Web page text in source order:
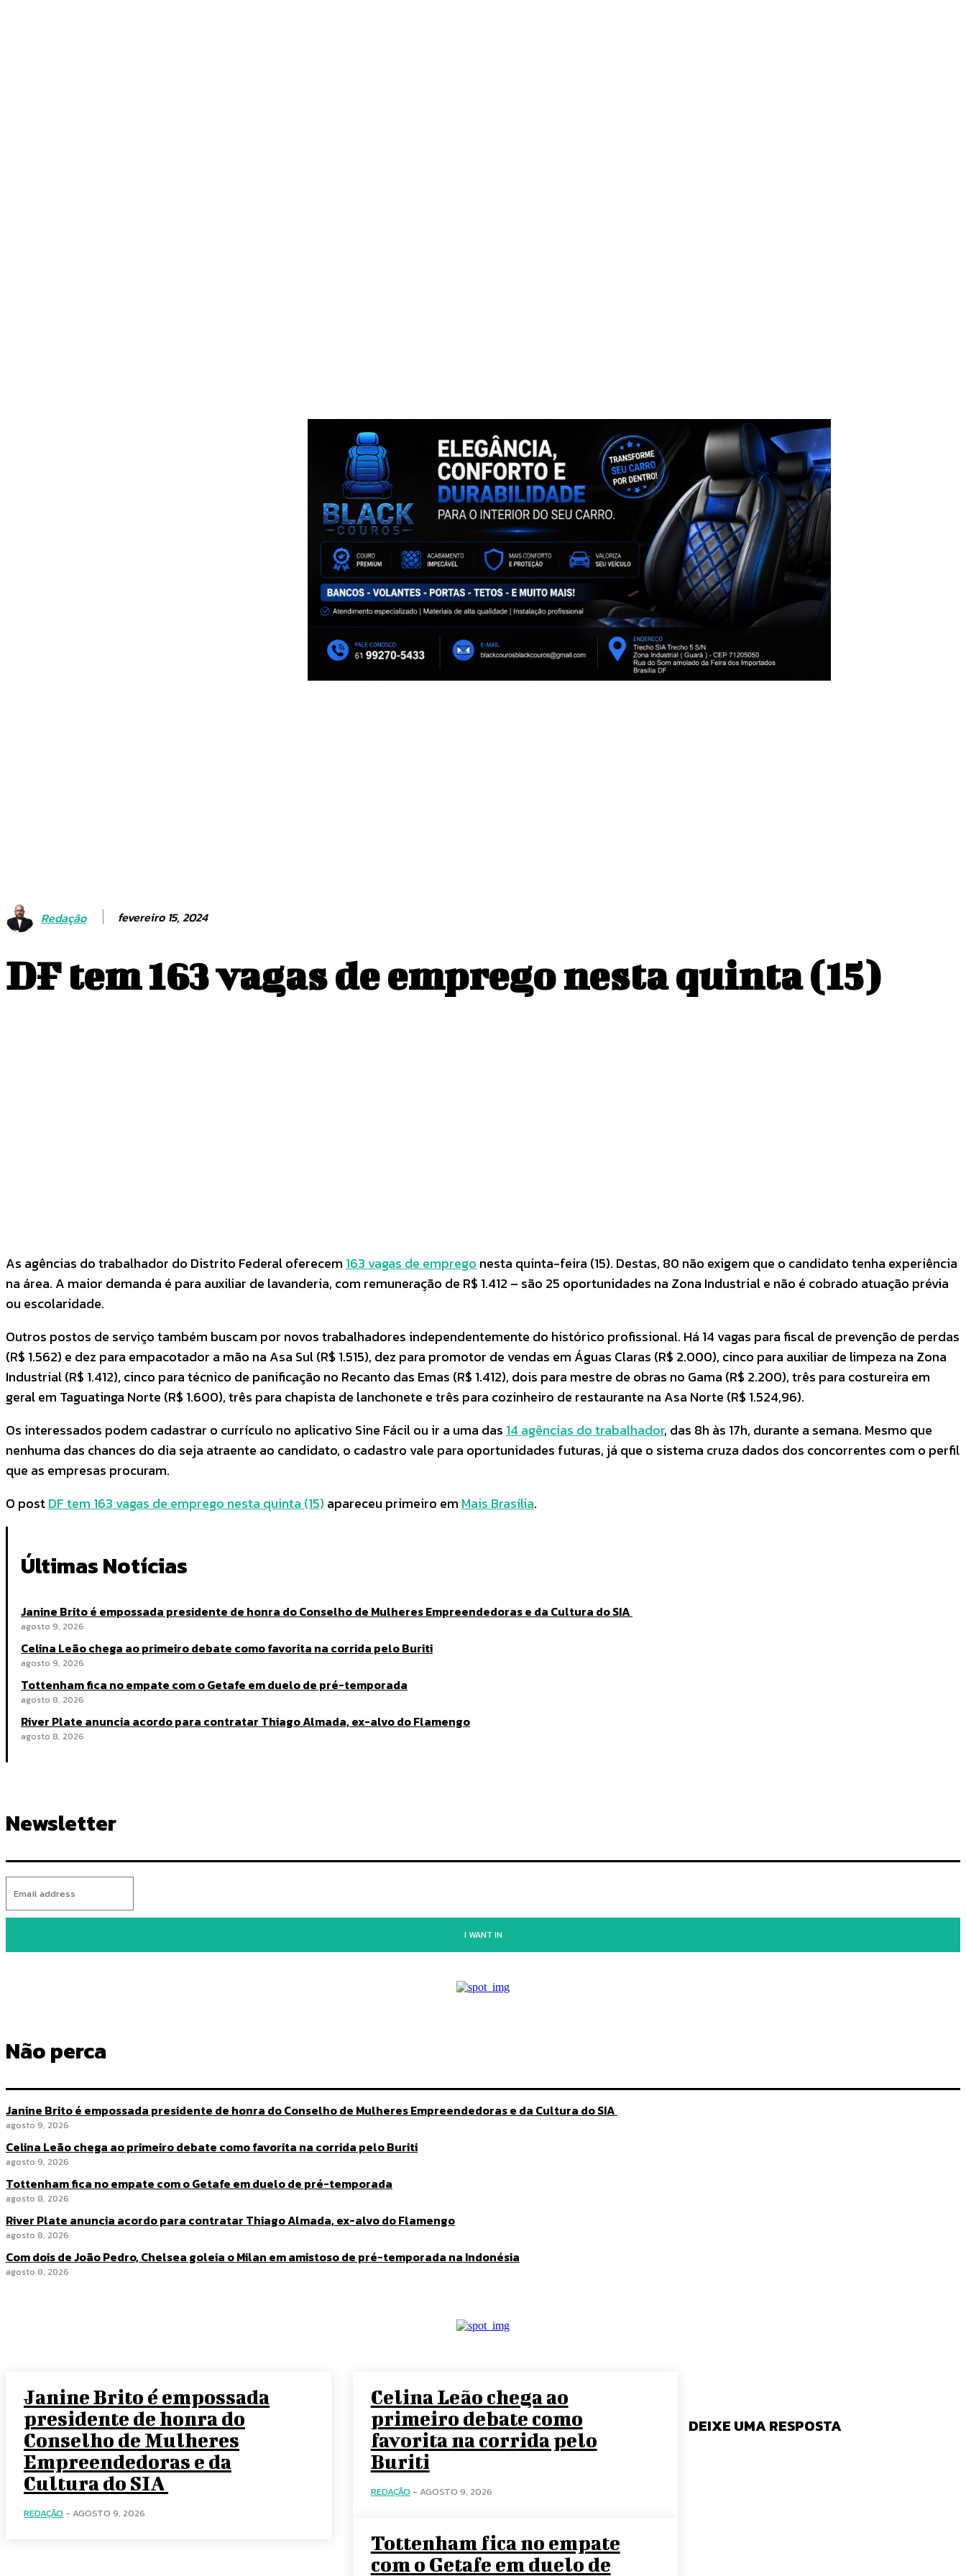
Redação fevereiro 15, 2024
DF tem 163 vagas de emprego nesta quinta (15)
As agências do trabalhador do Distrito Federal oferecem 163 vagas de emprego nesta quinta-feira (15). Destas, 80 não exigem que o candidato tenha experiência
na área. A maior demanda é para auxiliar de lavanderia, com remuneração de R$ 1.412 – são 25 oportunidades na Zona Industrial e não é cobrado atuação prévia
ou escolaridade.
Outros postos de serviço também buscam por novos trabalhadores independentemente do histórico profissional. Há 14 vagas para fiscal de prevenção de perdas
(R$ 1.562) e dez para empacotador a mão na Asa Sul (R$ 1.515), dez para promotor de vendas em Águas Claras (R$ 2.000), cinco para auxiliar de limpeza na Zona
Industrial (R$ 1.412), cinco para técnico de panificação no Recanto das Emas (R$ 1.412), dois para mestre de obras no Gama (R$ 2.200), três para costureira em
geral em Taguatinga Norte (R$ 1.600), três para chapista de lanchonete e três para cozinheiro de restaurante na Asa Norte (R$ 1.524,96).
Os interessados podem cadastrar o currículo no aplicativo Sine Fácil ou ir a uma das 14 agências do trabalhador, das 8h às 17h, durante a semana. Mesmo que
nenhuma das chances do dia seja atraente ao candidato, o cadastro vale para oportunidades futuras, já que o sistema cruza dados dos concorrentes com o perfil
que as empresas procuram.
O postDF tem 163 vagas de emprego nesta quinta (15) apareceu primeiro em Mais Brasília.
Últimas Notícias
Janine Brito é empossada presidente de honra do Conselho de Mulheres Empreendedoras e da Cultura do SIA
agosto 9, 2026
Celina Leão chega ao primeiro debate como favorita na corrida pelo Buriti
agosto 9, 2026
Tottenham fica no empate com o Getafe em duelo de pré-temporada
agosto 8, 2026
River Plate anuncia acordo para contratar Thiago Almada, ex-alvo do Flamengo
agosto 8, 2026
Newsletter
I WANT IN
Não perca
Janine Brito é empossada presidente de honra do Conselho de Mulheres Empreendedoras e da Cultura do SIA
agosto 9, 2026
Celina Leão chega ao primeiro debate como favorita na corrida pelo Buriti
agosto 9, 2026
Tottenham fica no empate com o Getafe em duelo de pré-temporada
agosto 8, 2026
River Plate anuncia acordo para contratar Thiago Almada, ex-alvo do Flamengo
agosto 8, 2026
Com dois de João Pedro, Chelsea goleia o Milan em amistoso de pré-temporada na Indonésia
agosto 8, 2026
Janine Brito é empossada
presidente de honra do
Conselho de Mulheres
Empreendedoras e da
Cultura do SIA
REDAÇÃO - AGOSTO 9, 2026
Celina Leão chega ao
primeiro debate como
favorita na corrida pelo
Buriti
REDAÇÃO - AGOSTO 9, 2026
Tottenham fica no empate
com o Getafe em duelo de
DEIXE UMA RESPOSTA